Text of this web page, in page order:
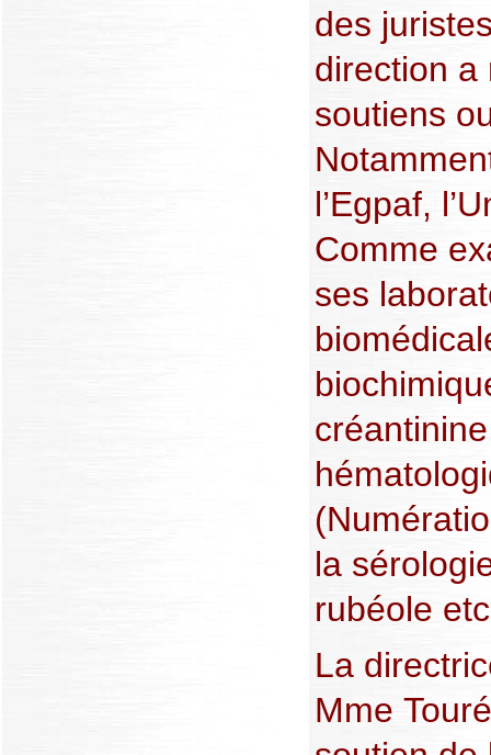
des
direction a
soutiens
l’Egpaf,
Comme
ses
la
rubéole
La
Mme